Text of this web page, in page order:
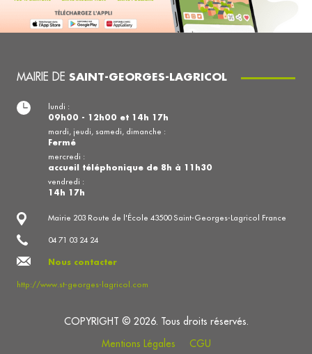
MAIRIE DE SAINT-GEORGES-LAGRICOL
Mairie 203 Route de l'École 43500 Saint-Georges-Lagricol France
04 71 03 24 24
Nous contacter
http://www.st-georges-lagricol.com
lundi :
09h00 - 12h00 et 14h 17h
mardi, jeudi, samedi, dimanche :
Fermé
mercredi :
accueil téléphonique de 8h à 11h30
vendredi :
14h 17h
COPYRIGHT © 2026. Tous droits réservés.
Mentions Légales
CGU